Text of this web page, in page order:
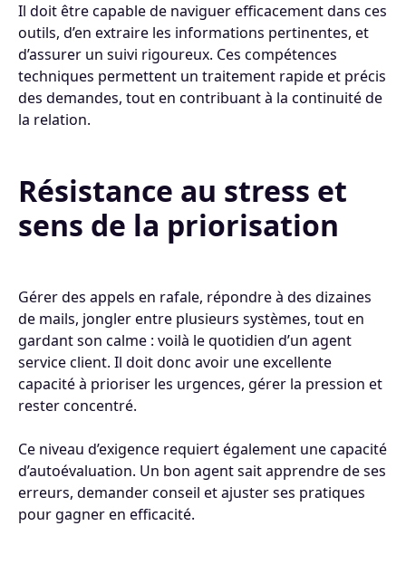
Il doit être capable de naviguer efficacement dans ces
outils, d’en extraire les informations pertinentes, et
d’assurer un suivi rigoureux. Ces compétences
techniques permettent un traitement rapide et précis
des demandes, tout en contribuant à la continuité de
la relation.
Résistance au stress et
sens de la priorisation
Gérer des appels en rafale, répondre à des dizaines
de mails, jongler entre plusieurs systèmes, tout en
gardant son calme : voilà le quotidien d’un agent
service client. Il doit donc avoir une excellente
capacité à prioriser les urgences, gérer la pression et
rester concentré.
Ce niveau d’exigence requiert également une capacité
d’autoévaluation. Un bon agent sait apprendre de ses
erreurs, demander conseil et ajuster ses pratiques
pour gagner en efficacité.